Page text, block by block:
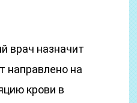
врач назначит
направлено на
крови в